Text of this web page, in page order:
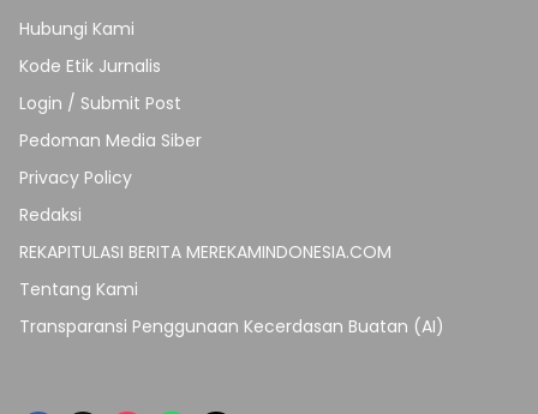
Hubungi Kami
Kode Etik Jurnalis
Login / Submit Post
Pedoman Media Siber
Privacy Policy
Redaksi
REKAPITULASI BERITA MEREKAMINDONESIA.COM
Tentang Kami
Transparansi Penggunaan Kecerdasan Buatan (AI)